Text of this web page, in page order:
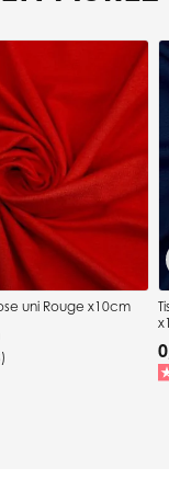
uni Rouge x10cm